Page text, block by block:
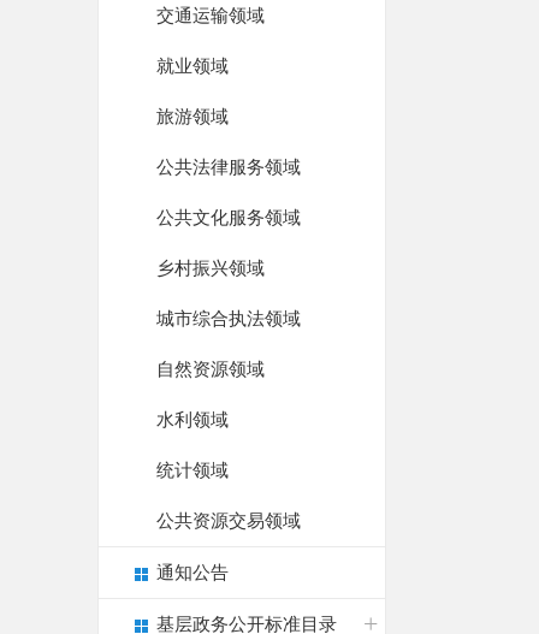
交通运输领域
就业领域
旅游领域
公共法律服务领域
公共文化服务领域
乡村振兴领域
城市综合执法领域
自然资源领域
水利领域
统计领域
公共资源交易领域
通知公告
基层政务公开标准目录